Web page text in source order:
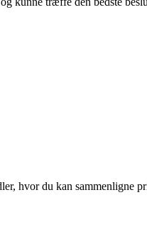
hvor du kan sammenligne